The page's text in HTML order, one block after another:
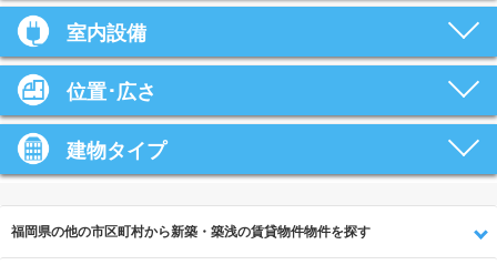
室内設備
位置･広さ
建物タイプ
福岡県の他の市区町村から新築・築浅の賃貸物件物件を探す